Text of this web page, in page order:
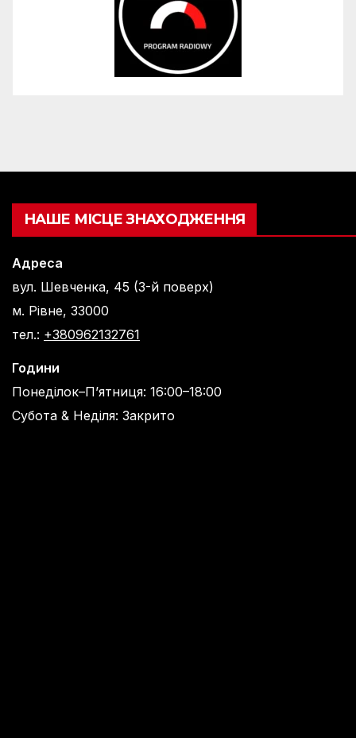
НАШЕ МІСЦЕ ЗНАХОДЖЕННЯ
Адреса
вул. Шевченка, 45 (3-й поверх)
м. Рівне, 33000
тел.: +380962132761
Години
Понеділок–П’ятниця: 16:00–18:00
Субота & Неділя: Закрито